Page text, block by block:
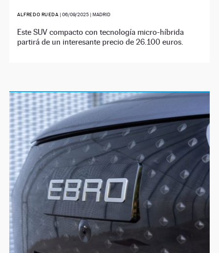
ALFREDO RUEDA | 06/09/2025| MADRID
Este SUV compacto con tecnología micro-híbrida
partirá de un interesante precio de 26.100 euros.